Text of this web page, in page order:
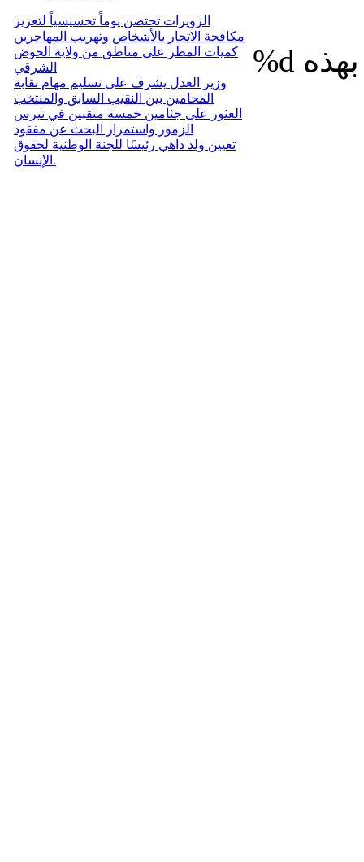
الزويرات تحتضن يوماً تحسيسياً لتعزيز
مكافحة الاتجار بالأشخاص وتهريب المهاجرين
كميات المطر على مناطق من ولاية الحوض
الشرقي
وزير العدل يشرف على تسليم مهام نقابة
المحامين بين النقيب السابق والمنتخب
العثور على جثامين خمسة منقبين في تيرس
الزمور واستمرار البحث عن مفقود
تعيين ولد داهي رئيسًا للجنة الوطنية لحقوق
الإنسان.
%d